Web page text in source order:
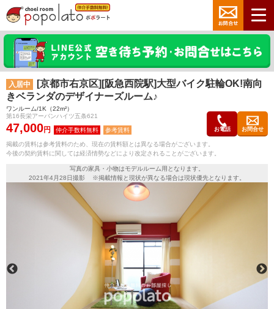
入居中
[京都市右京区][阪急西院駅]大型バイク駐輪OK!南向
きベランダのデザイナーズルーム♪
ワンルーム/1K（22m²）
第16長栄アーバンハイツ五条621
47,000円 参考賃料 お電話 お問合せ
掲載の賃料は参考賃料のため、現在の賃料額とは異なる場合がございます。
今後の契約賃料に関しては経済情勢などにより改定されることがございます。
写真の家具・小物はモデルルーム用となります。
2021年4月28日撮影 ※掲載情報と現状が異なる場合は現状優先となります。